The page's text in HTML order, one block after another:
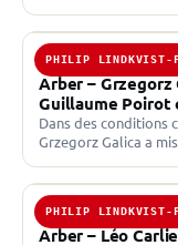
podium.…
PHILIP LINDKVIST-
3 MARS 2026 ·
Arber –
Guillaume Poirot
Dans des conditions
Grzegorz Galica a
PHILIP LINDKVIST-
28 FÉV. 2026 ·
Arber – Léo